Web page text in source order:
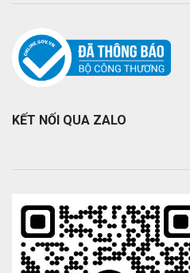
KẾT NỐI QUA ZALO